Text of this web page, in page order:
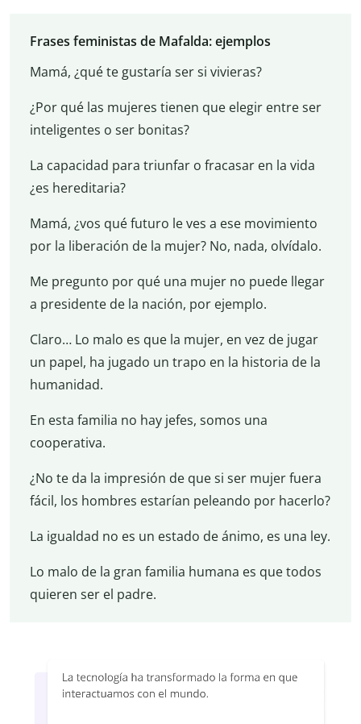
Frases feministas de Mafalda: ejemplos
Mamá, ¿qué te gustaría ser si vivieras?
¿Por qué las mujeres tienen que elegir entre ser
inteligentes o ser bonitas?
La capacidad para triunfar o fracasar en la vida
¿es hereditaria?
Mamá, ¿vos qué futuro le ves a ese movimiento
por la liberación de la mujer? No, nada, olvídalo.
Me pregunto por qué una mujer no puede llegar
a presidente de la nación, por ejemplo.
Claro… Lo malo es que la mujer, en vez de jugar
un papel, ha jugado un trapo en la historia de la
humanidad.
En esta familia no hay jefes, somos una
cooperativa.
¿No te da la impresión de que si ser mujer fuera
fácil, los hombres estarían peleando por hacerlo?
La igualdad no es un estado de ánimo, es una ley.
Lo malo de la gran familia humana es que todos
quieren ser el padre.